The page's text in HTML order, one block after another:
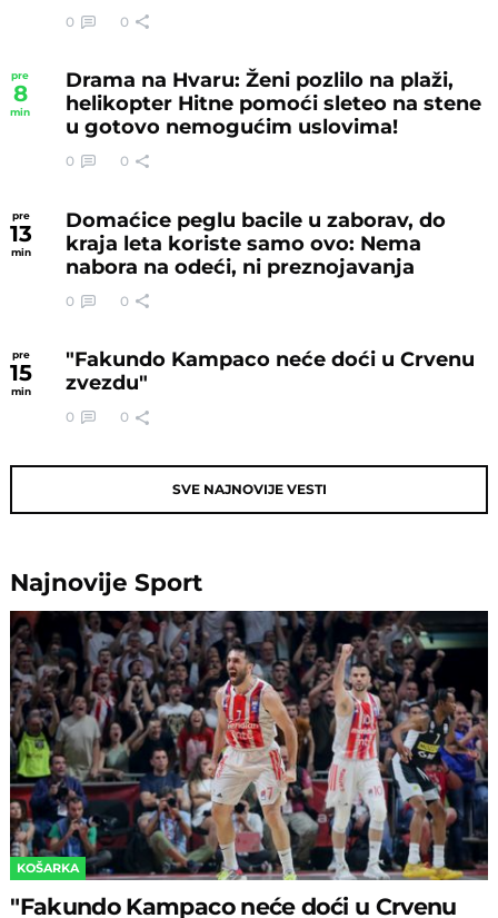
0 0
pre
8
min
Drama na Hvaru: Ženi pozlilo na plaži,
helikopter Hitne pomoći sleteo na stene
u gotovo nemogućim uslovima!
0 0
pre
13
min
Domaćice peglu bacile u zaborav, do
kraja leta koriste samo ovo: Nema
nabora na odeći, ni preznojavanja
0 0
pre
15
min
"Fakundo Kampaco neće doći u Crvenu
zvezdu"
0 0
SVE NAJNOVIJE VESTI
NajnovijeSport
KOŠARKA
"Fakundo Kampaco neće doći u Crvenu